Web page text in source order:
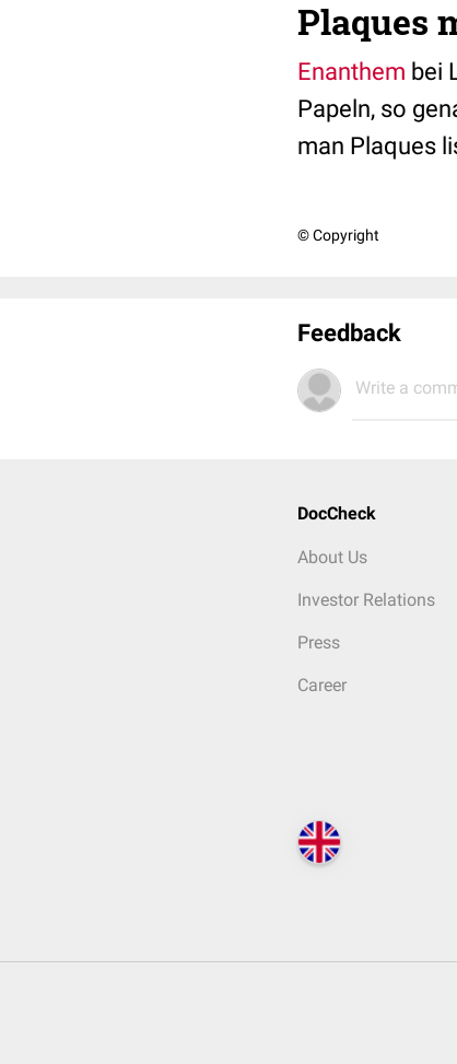
Plaques
Enanthem bei
Papeln, so
man Plaques
© Copyright
Feedback
Write a
DocCheck
About Us
Investor Relations
Press
Career